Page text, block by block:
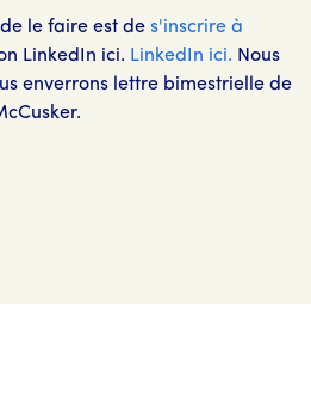
le faire est de s'inscrire à
LinkedIn ici. LinkedIn ici. Nous
enverrons lettre bimestrielle de